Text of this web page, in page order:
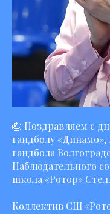
🎂 Поздравляем с
гандболу
гандбола
Наблюдательного
школа «Ротор»
Коллектив СШ